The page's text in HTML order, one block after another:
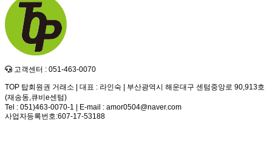
고객센터 : 051-463-0070
TOP 탑회원권 거래소 | 대표 : 라인숙 | 부산광역시 해운대구 센텀중앙로 90,913호
(재송동,큐비e센텀)
Tel : 051)463-0070-1 | E-mail : amor0504@naver.com
사업자등록번호:607-17-53188